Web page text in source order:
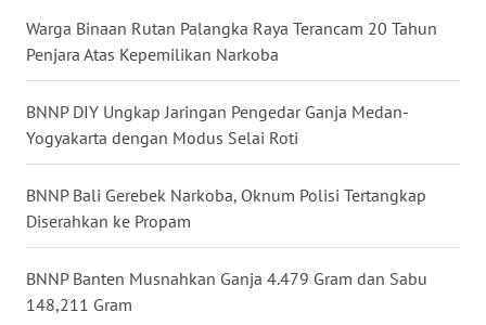
Warga Binaan Rutan Palangka Raya Terancam 20 Tahun
Penjara Atas Kepemilikan Narkoba
BNNP DIY Ungkap Jaringan Pengedar Ganja Medan-
Yogyakarta dengan Modus Selai Roti
BNNP Bali Gerebek Narkoba, Oknum Polisi Tertangkap
Diserahkan ke Propam
BNNP Banten Musnahkan Ganja 4.479 Gram dan Sabu
148,211 Gram
BALI
KALBAR
KALTENG
KALTARA